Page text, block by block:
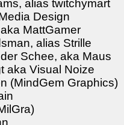
alias twitchymart
Design
MattGamer
alias Strille
Schee, aka Maus
aka Visual Noize
(MindGem Graphics)